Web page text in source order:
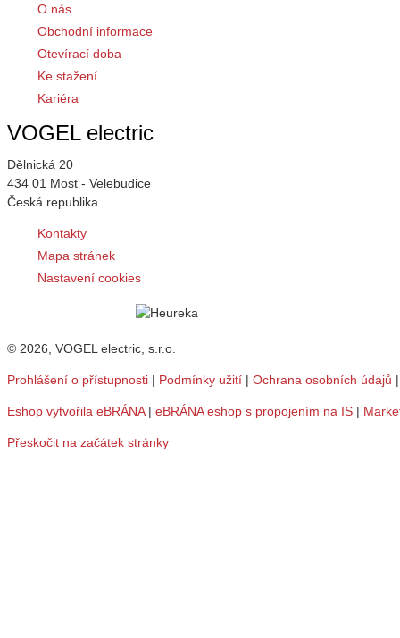
O nás
Obchodní informace
Otevírací doba
Ke stažení
Kariéra
VOGEL electric
Dělnická 20
434 01 Most - Velebudice
Česká republika
Kontakty
Mapa stránek
Nastavení cookies
© 2026, VOGEL electric, s.r.o.
Prohlášení o přístupnosti | Podmínky užití | Ochrana osobních údajů
Eshop vytvořila eBRÁNA| eBRÁNA eshop s propojením na IS |
Přeskočit na začátek stránky